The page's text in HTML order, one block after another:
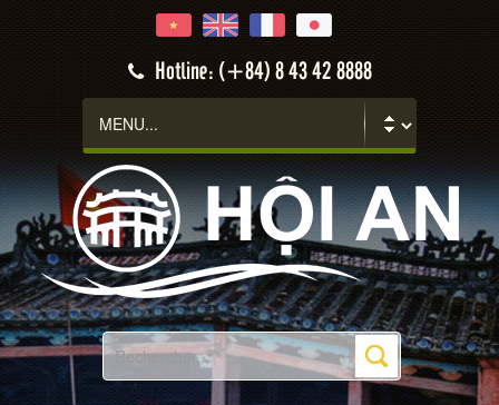
Hotline: (+84) 8 43 42 8888